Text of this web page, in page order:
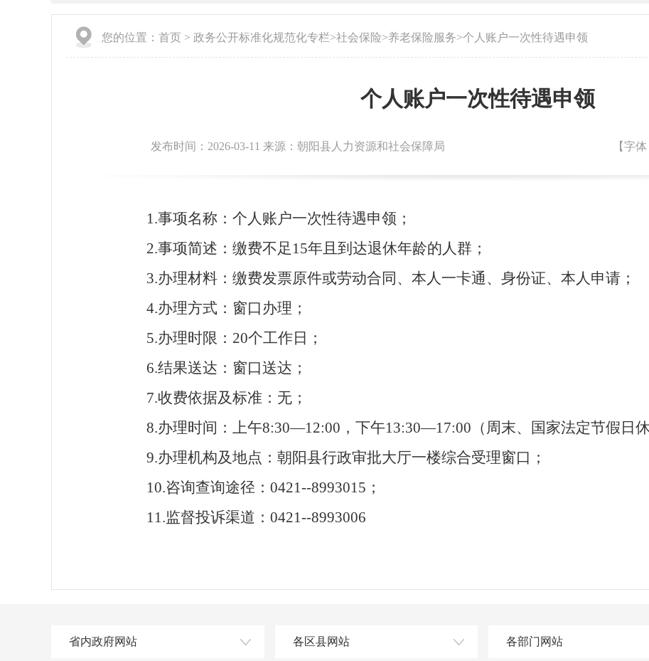
您的位置： 首页 > 政务公开标准化规范化专栏>社会保险>养老保险服务>个人账户一次性待遇申领
个人账户一次性待遇申领
发布时间：2026-03-11 来源：朝阳县人力资源和社会保障局 【字体
1.事项名称：个人账户一次性待遇申领；
2.事项简述：缴费不足15年且到达退休年龄的人群；
3.办理材料：缴费发票原件或劳动合同、本人一卡通、身份证、本人申请；
4.办理方式：窗口办理；
5.办理时限：20个工作日；
6.结果送达：窗口送达；
7.收费依据及标准：无；
8.办理时间： 上午8:30—12:00，下午13:30—17:00 （周末、国家法定节假日
9.办理机构及地点：朝阳县行政审批大厅一楼综合受理窗口；
10.咨询查询途径：0421--8993015；
11.监督投诉渠道：0421--8993006
省内政府网站 各区县网站 各部门网站